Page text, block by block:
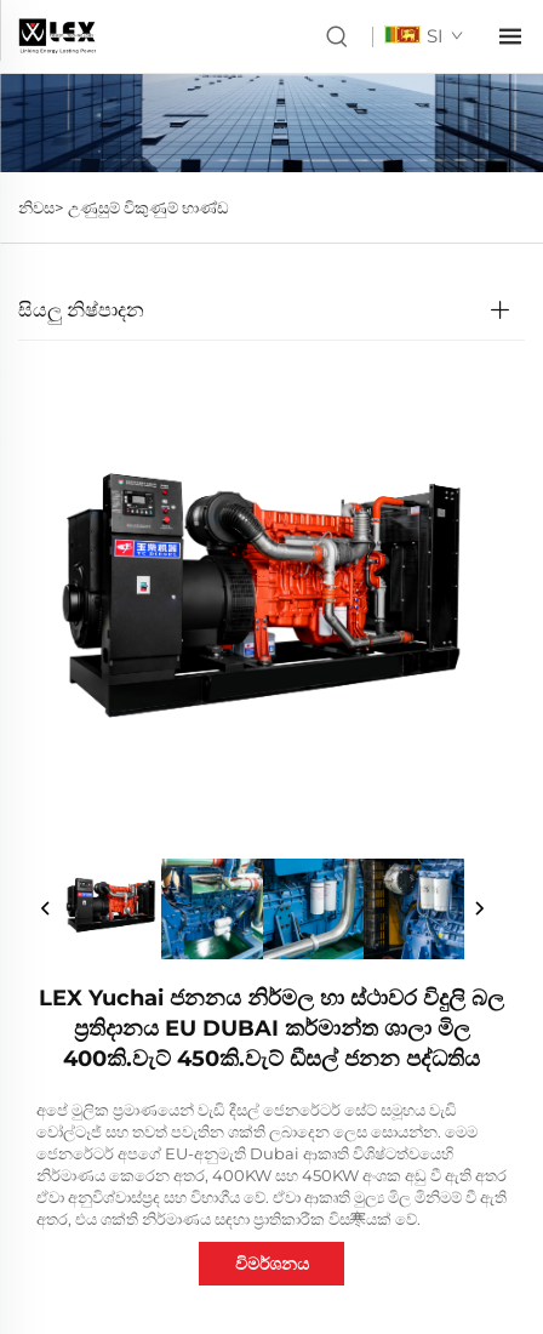
SI
නිවස> උණුසුම් විකුණුම් භාණ්ඩ
සියලු නිෂ්පාදන
LEX Yuchai ජනනය නිර්මල හා ස්ථාවර විදුලි බල
ප්‍රතිදානය EU DUBAI කර්මාන්ත ශාලා මිල
400කි.වැට් 450කි.වැට් ඩීසල් ජනන පද්ධතිය
අපේ මුලික ප්‍රමාණයෙන් වැඩි දීසල් ජෙනරේටර් සේට් සමූහය වැඩි
වෝල්ටෑජ් සහ තවත් පවැතින ශක්ති ලබාදෙන ලෙස සොයන්න. මෙම
ජෙනරේටර් අපගේ EU-අනුමැති Dubai ආකෘති විශිෂ්ටත්වයෙහි
නිර්මාණය කෙරෙන අතර, 400KW සහ 450KW අංශක අඩු වී ඇති අතර
ඒවා අනුවිශ්වාස්ප්‍රද සහ විභාගීය වේ. ඒවා ආකෘති මුල්‍ය මිල මිනිමම් වී ඇති
අතර, එය ශක්ති නිර්මාණය සඳහා ප්‍රාතිකාරීක විස寒යක් වේ.
විමර්ශනය